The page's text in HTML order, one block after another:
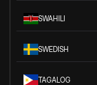
SWAHILI
SWEDISH
TAGALOG